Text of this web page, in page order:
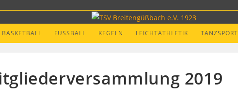
BASKETBALL FUSSBALL KEGELN LEICHTATHLETIK TANZSPORT
2019